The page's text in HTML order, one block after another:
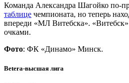
Команда Александра Шагойко по-
таблице чемпионата, но теперь
впереди «МЛ Витебска».
очками.
Фото: ФК «Динамо» Минск.
Betera-высшая лига